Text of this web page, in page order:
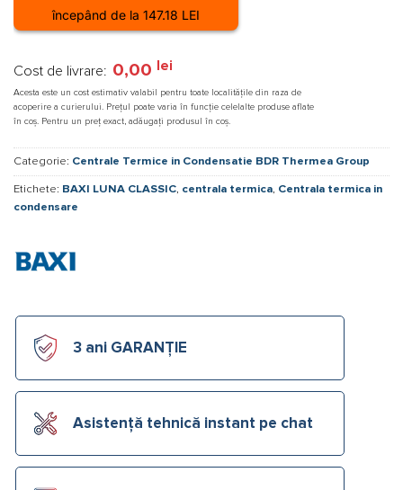
începând de la 147.18 LEI
Cost de livrare: 0,00 lei
Acesta este un cost estimativ valabil pentru toate localitățile din raza de
acoperire a curierului. Prețul poate varia în funcție celelalte produse aflate
în coș. Pentru un preț exact, adăugați produsul în coș.
Categorie: Centrale Termice in Condensatie BDR Thermea Group
Etichete: BAXI LUNA CLASSIC, centrala termica, Centrala termica in
condensare
3 ani GARANȚIE
Asistență tehnică instant pe chat